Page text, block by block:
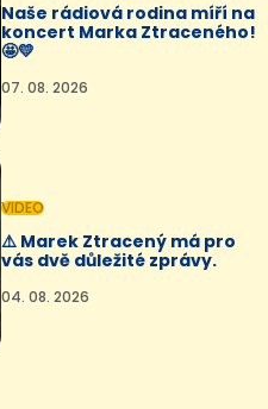
Naše rádiová rodina míří na
koncert Marka Ztraceného!
🤩💛
07. 08. 2026
VIDEO
⚠️ Marek Ztracený má pro
vás dvě důležité zprávy.
04. 08. 2026